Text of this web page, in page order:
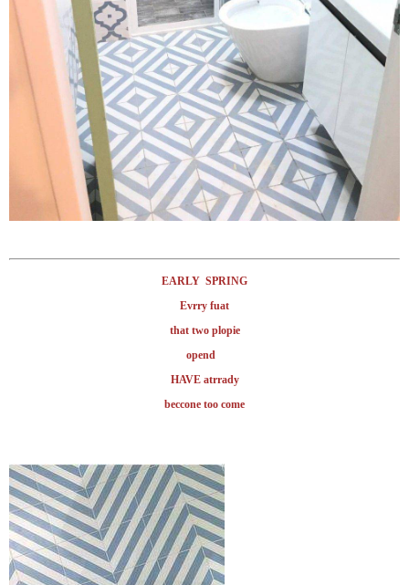
EARLY SPRING
Evrry fuat
that two plopie
opend
HAVE atrrady
beccone too come